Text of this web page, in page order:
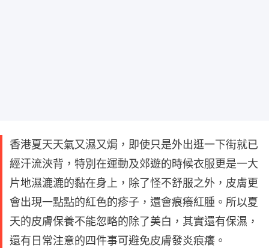
香港夏天天氣又濕又焗，即使只是外出逛一下街就已
經汗流浹背，特別在運動及郊遊的時候衣服更是一大
片地濕漉漉的黏在身上，除了怪不舒服之外，皮膚更
會出現一點點的紅色的疹子，還會痕癢紅腫。所以夏
天的皮膚保養不能忽略的除了美白，其實還有保濕，
還有日常注意的四件事可避免皮膚發炎痕癢。